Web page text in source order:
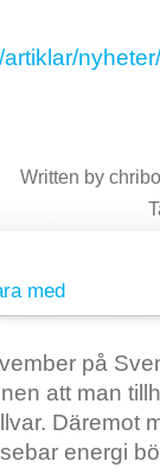
Written by
med
på
att man
Däremot
energi